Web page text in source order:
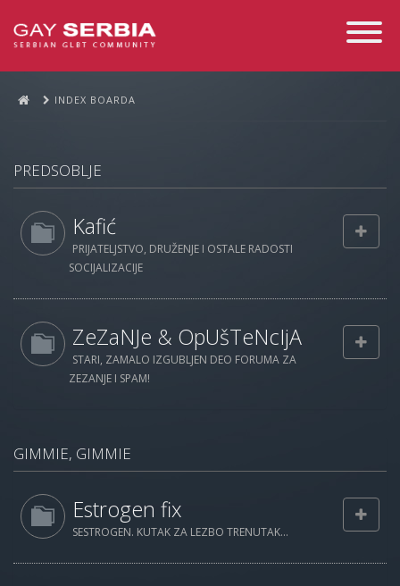
Toggle
INDEX BOARDA
PREDSOBLJE
Kafić
PRIJATELJSTVO, DRUŽENJE I OSTALE RADOSTI
SOCIJALIZACIJE
ZeZaNJe & OpUšTeNcIjA
STARI, ZAMALO IZGUBLJEN DEO FORUMA ZA
ZEZANJE I SPAM!
GIMMIE, GIMMIE
Estrogen fix
SESTROGEN. KUTAK ZA LEZBO TRENUTAK...